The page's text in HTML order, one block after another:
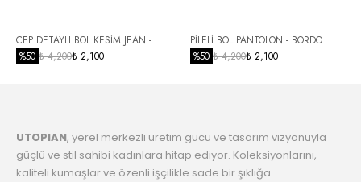
6
2323.26 TL
8
Taksit
2437.97 TL
CEP DETAYLI BOL KESİM JEAN -
SİYAH
%50 ₺ 4,200₺ 2,100
PİLELİ BOL PANTOLON - BORDO
%50 ₺ 4,200₺ 2,100
UTOPIAN, yerel merkezli üretim gücü ve tasarım vizyonuyla
güçlü ve stil sahibi kadınlara hitap ediyor. Koleksiyonlarını,
kaliteli kumaşlar ve özenli işçilikle sade bir şıklığa